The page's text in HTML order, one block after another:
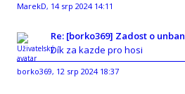
MarekD, 14 srp 2024 14:11
Re: [borko369] Zadost o unban
Dík za kazde pro hosi
borko369, 12 srp 2024 18:37